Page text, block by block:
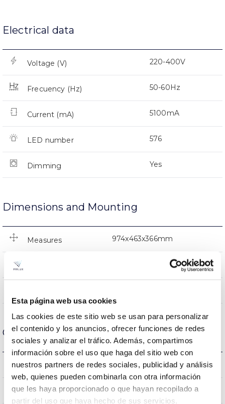
Esta página web usa cookies
Las cookies de este sitio web se usan para personalizar
el contenido y los anuncios, ofrecer funciones de redes
sociales y analizar el tráfico. Además, compartimos
información sobre el uso que haga del sitio web con
nuestros partners de redes sociales, publicidad y análisis
web, quienes pueden combinarla con otra información
que les haya proporcionado o que hayan recopilado a
partir del uso que haya hecho de sus servicios.
Electrical data
Voltage (V) 220-400V
Frecuency (Hz) 50-60Hz
Current (mA) 5100mA
LED number 576
Dimming Yes
Dimensions and Mounting
Measures 974x463x366mm
Optical data
Colour temperature 6.000K
CRI Colour rendering index >90